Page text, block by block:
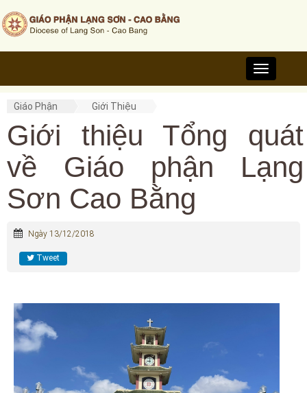
Toggle
navigation
Giáo Phận Giới Thiệu
Giới thiệu Tổng quát
về Giáo phận Lạng
Sơn Cao Bằng
Ngày 13/12/2018
Tweet